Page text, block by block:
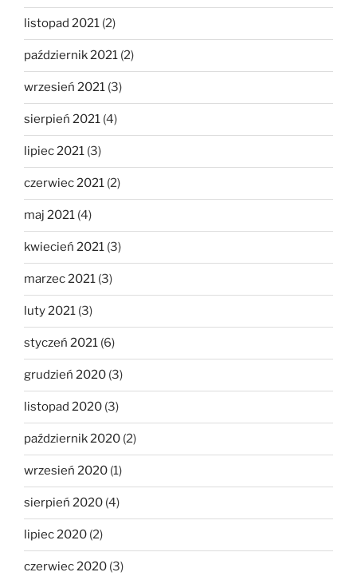
listopad 2021 (2)
październik 2021 (2)
wrzesień 2021 (3)
sierpień 2021 (4)
lipiec 2021 (3)
czerwiec 2021 (2)
maj 2021 (4)
kwiecień 2021 (3)
marzec 2021 (3)
luty 2021 (3)
styczeń 2021 (6)
grudzień 2020 (3)
listopad 2020 (3)
październik 2020 (2)
wrzesień 2020 (1)
sierpień 2020 (4)
lipiec 2020 (2)
czerwiec 2020 (3)